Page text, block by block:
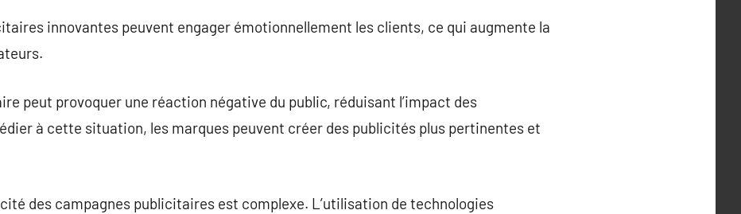
innovantes peuvent engager émotionnellement les clients, ce qui augmente la
peut provoquer une réaction négative du public, réduisant l’impact des
à cette situation, les marques peuvent créer des publicités plus pertinentes et
des campagnes publicitaires est complexe. L’utilisation de technologies